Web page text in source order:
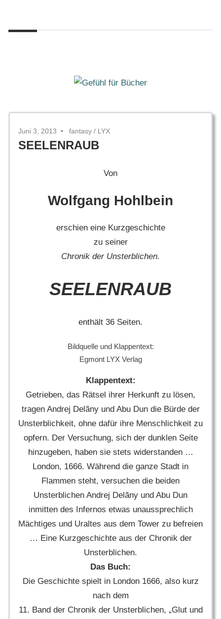
springen
Gefühl
für
Juni 3, 2013 fantasy / LYX
SEELENRAUB
Von
Wolfgang Hohlbein
erschien eine Kurzgeschichte
zu seiner
Chronik der Unsterblichen.
SEELENRAUB
enthält 36 Seiten.
Bildquelle und Klappentext:
Egmont LYX Verlag
Klappentext:
Getrieben, das Rätsel ihrer Herkunft zu lösen,
tragen Andrej Delãny und Abu Dun die Bürde der
Unsterblichkeit, ohne dafür ihre Menschlichkeit zu
opfern. Der Versuchung, sich der dunklen Seite
hinzugeben, haben sie stets widerstanden …
London, 1666. Während die ganze Stadt in
Flammen steht, versuchen die beiden
Unsterblichen Andrej Delãny und Abu Dun
inmitten des Infernos etwas unaussprechlich
Mächtiges und Uraltes aus dem Tower zu befreien
… Eine Kurzgeschichte aus der Chronik der
Unsterblichen.
Das Buch:
Die Geschichte spielt in London 1666, also kurz
nach dem
11. Band der Chronik der Unsterblichen, „Glut und